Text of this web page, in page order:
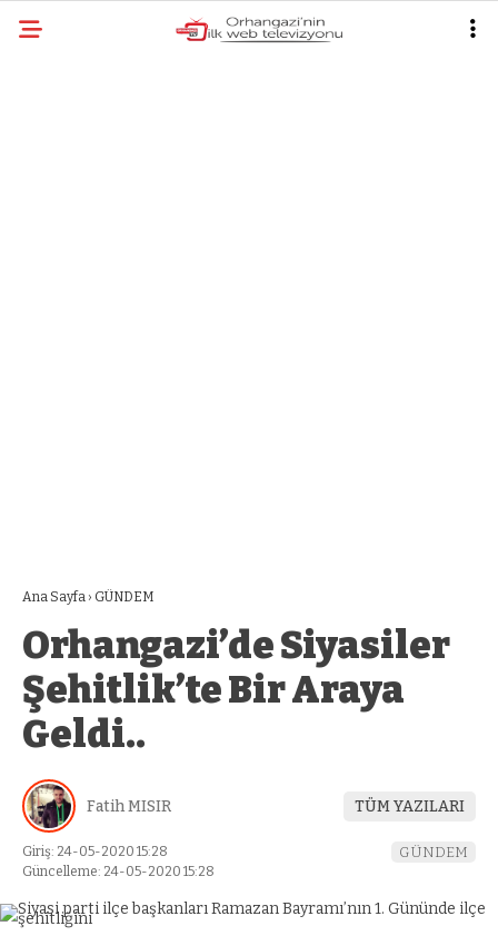
Ana Sayfa › GÜNDEM
Orhangazi’de Siyasiler
Şehitlik’te Bir Araya
Geldi..
Fatih MISIR TÜM YAZILARI
Giriş: 24-05-2020 15:28
Güncelleme: 24-05-2020 15:28
GÜNDEM